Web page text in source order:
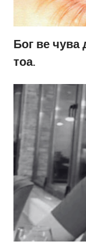
Бог ве чува
тоа.